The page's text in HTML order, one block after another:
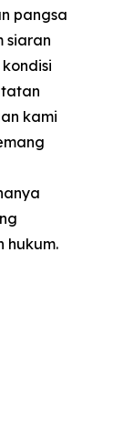
pangsa
siaran
kami
hukum.